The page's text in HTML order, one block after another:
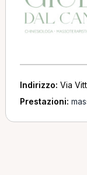
Indirizzo: Via
Prestazioni: